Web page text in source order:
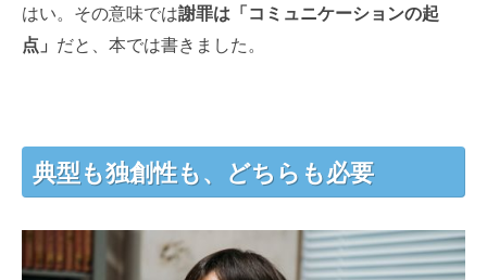
はい。その意味では謝罪は「コミュニケーションの起
点」 だと、本では書きました。
典型も独創性も、どちらも必要